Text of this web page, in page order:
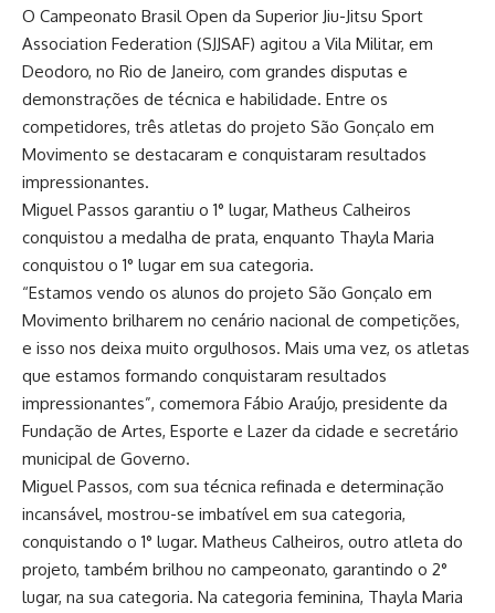
O Campeonato Brasil Open da Superior Jiu-Jitsu Sport
Association Federation (SJJSAF) agitou a Vila Militar, em
Deodoro, no Rio de Janeiro, com grandes disputas e
demonstrações de técnica e habilidade. Entre os
competidores, três atletas do projeto São Gonçalo em
Movimento se destacaram e conquistaram resultados
impressionantes.
Miguel Passos garantiu o 1° lugar, Matheus Calheiros
conquistou a medalha de prata, enquanto Thayla Maria
conquistou o 1° lugar em sua categoria.
“Estamos vendo os alunos do projeto São Gonçalo em
Movimento brilharem no cenário nacional de competições,
e isso nos deixa muito orgulhosos. Mais uma vez, os atletas
que estamos formando conquistaram resultados
impressionantes”, comemora Fábio Araújo, presidente da
Fundação de Artes, Esporte e Lazer da cidade e secretário
municipal de Governo.
Miguel Passos, com sua técnica refinada e determinação
incansável, mostrou-se imbatível em sua categoria,
conquistando o 1° lugar. Matheus Calheiros, outro atleta do
projeto, também brilhou no campeonato, garantindo o 2°
lugar, na sua categoria. Na categoria feminina, Thayla Maria